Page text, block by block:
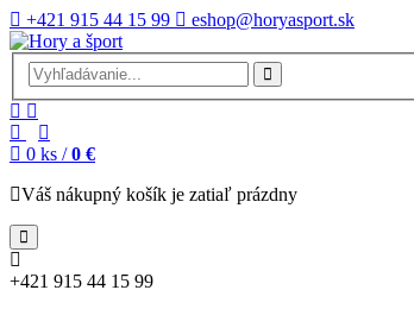
+421 915 44 15 99 eshop@horyasport.sk
0 ks / 0 €
Váš nákupný košík je zatiaľ prázdny
+421 915 44 15 99